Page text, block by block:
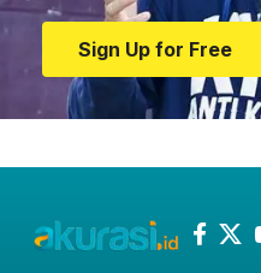
Sign Up for Free